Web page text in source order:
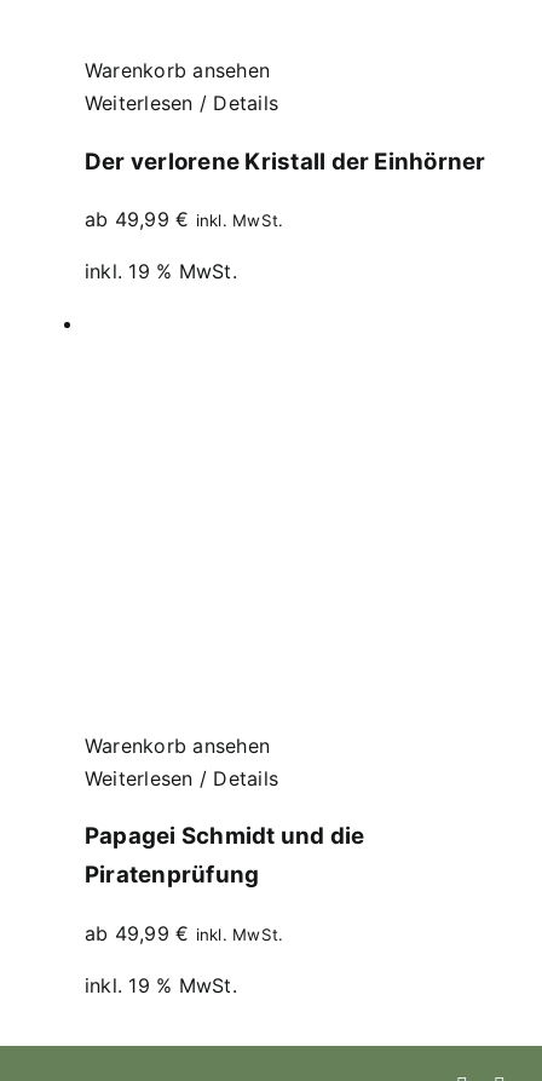
Warenkorb ansehen
Weiterlesen / Details
Der verlorene Kristall der Einhörner
ab 49,99€ inkl. MwSt.
inkl. 19 % MwSt.
Warenkorb ansehen
Weiterlesen / Details
Papagei Schmidt und die
Piratenprüfung
ab 49,99€ inkl. MwSt.
inkl. 19 % MwSt.